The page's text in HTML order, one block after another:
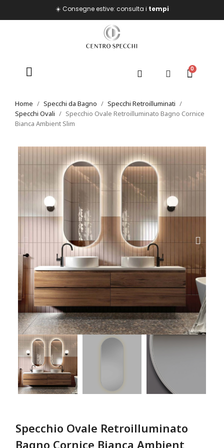
☀️ Consegne estive: consulta i tempi
Home Specchi da Bagno
Specchi Retroilluminati
Specchi Ovali
Specchio Ovale Retroilluminato Bagno Cornice
Bianca Ambient Slim
Specchio Ovale Retroilluminato
Bagno Cornice Bianca Ambient